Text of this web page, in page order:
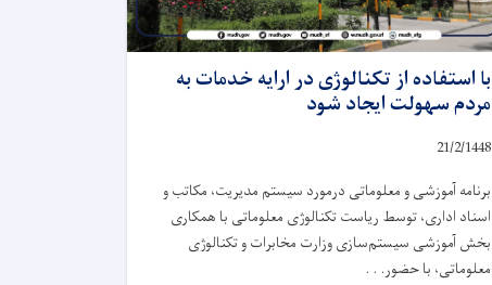
با استفاده از تکنالوژی در ارایه خدمات به
مردم سهولت ایجاد شود
21/2/1448
برنامه آموزشی و معلوماتی درمورد سیستم مدیریت، مکاتب و
اسناد اداری، توسط ریاست تکنالوژی معلوماتی با همکاری
بخش آموزشی سیستم‌سازی وزارت مخابرات و تکنالوژی
معلوماتی، با حضور. . .